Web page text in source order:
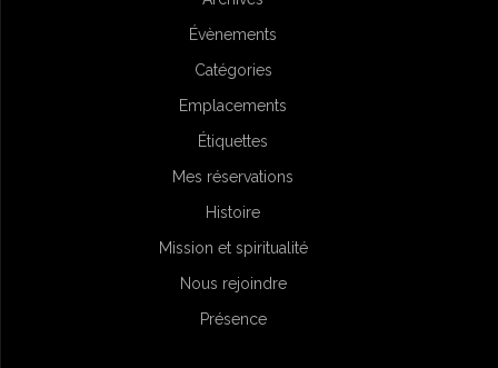
Évènements
Catégories
Emplacements
Étiquettes
Mes réservations
Histoire
Mission et spiritualité
Nous rejoindre
Présence